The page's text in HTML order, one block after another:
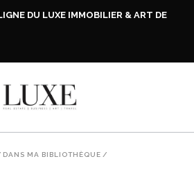
DU LUXE IMMOBILIER & ART DE
DANS MA BIBLIOTHÈQUE /